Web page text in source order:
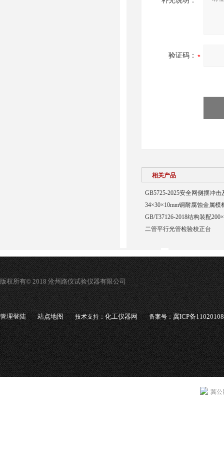
验证码：
相关产品
GB5725-2025安全网侧摆冲
34×30×10mm铜耐腐蚀金属模
GB/T37126-2018结构装配
二管平行光管检验校正台
版权所有© 2018 沧州路仪试验仪器有限公司
管理登陆 站点地图 技术支持：化工仪器网 备案号：冀ICP备
冀公